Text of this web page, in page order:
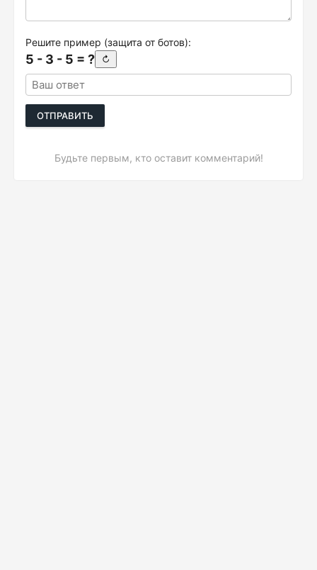
Решите пример (защита от ботов):
5 - 3 - 5 = ? ↻
ОТПРАВИТЬ
Будьте первым, кто оставит комментарий!